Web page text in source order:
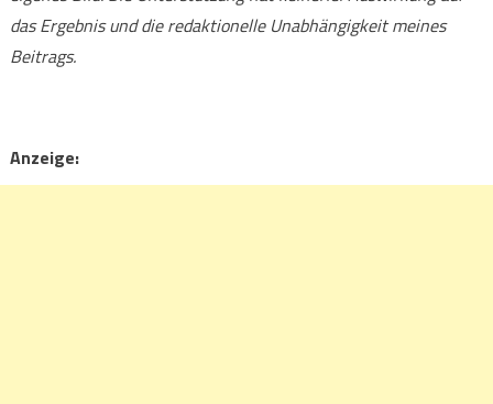
das Ergebnis und die redaktionelle Unabhängigkeit meines
Beitrags.
Anzeige: